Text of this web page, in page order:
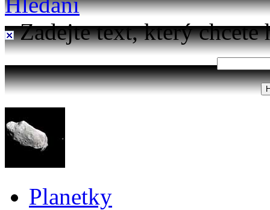
Zadejte text, který chcete
Planetky